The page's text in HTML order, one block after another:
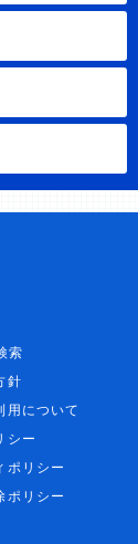
索
針
用について
シー
ポリシー
ポリシー